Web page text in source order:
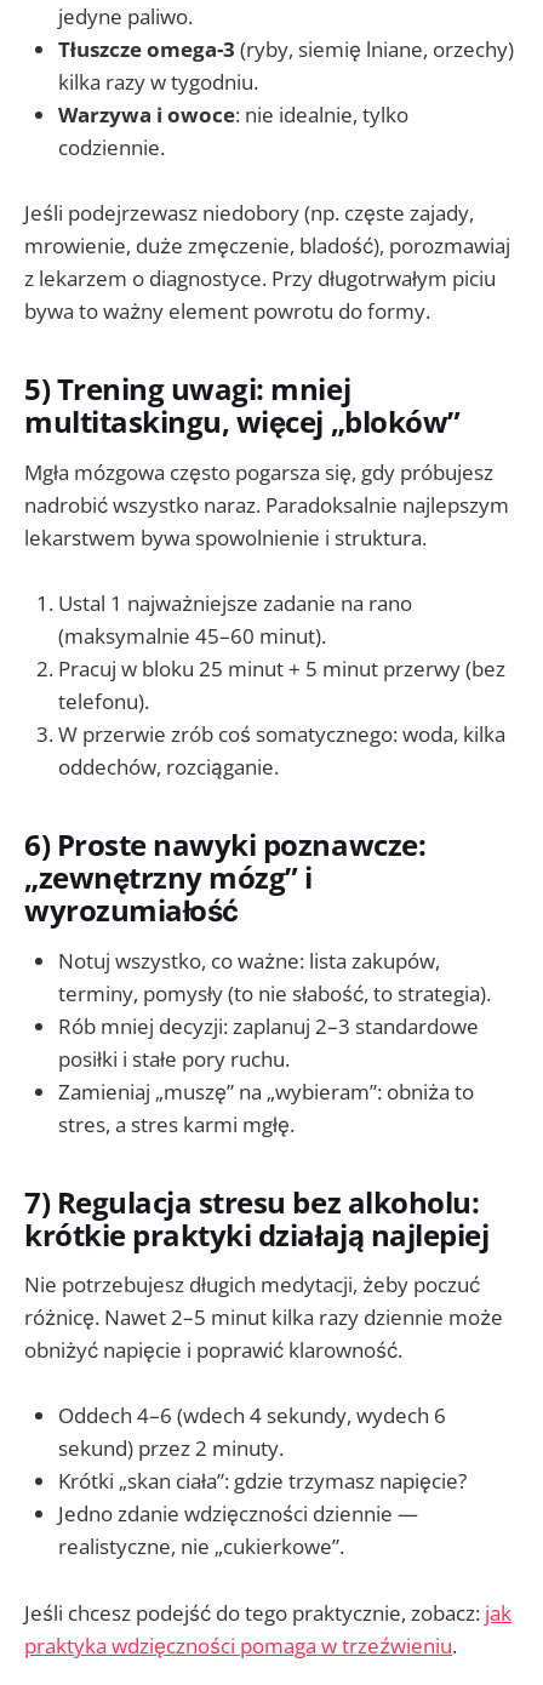
jedyne paliwo.
Tłuszcze omega-3 (ryby, siemię lniane, orzechy)
kilka razy w tygodniu.
Warzywa i owoce: nie idealnie, tylko
codziennie.
Jeśli podejrzewasz niedobory (np. częste zajady,
mrowienie, duże zmęczenie, bladość), porozmawiaj
z lekarzem o diagnostyce. Przy długotrwałym piciu
bywa to ważny element powrotu do formy.
5) Trening uwagi: mniej
multitaskingu, więcej „bloków”
Mgła mózgowa często pogarsza się, gdy próbujesz
nadrobić wszystko naraz. Paradoksalnie najlepszym
lekarstwem bywa spowolnienie i struktura.
Ustal 1 najważniejsze zadanie na rano
(maksymalnie 45–60 minut).
Pracuj w bloku 25 minut + 5 minut przerwy (bez
telefonu).
W przerwie zrób coś somatycznego: woda, kilka
oddechów, rozciąganie.
6) Proste nawyki poznawcze:
„zewnętrzny mózg” i
wyrozumiałość
Notuj wszystko, co ważne: lista zakupów,
terminy, pomysły (to nie słabość, to strategia).
Rób mniej decyzji: zaplanuj 2–3 standardowe
posiłki i stałe pory ruchu.
Zamieniaj „muszę” na „wybieram”: obniża to
stres, a stres karmi mgłę.
7) Regulacja stresu bez alkoholu:
krótkie praktyki działają najlepiej
Nie potrzebujesz długich medytacji, żeby poczuć
różnicę. Nawet 2–5 minut kilka razy dziennie może
obniżyć napięcie i poprawić klarowność.
Oddech 4–6 (wdech 4 sekundy, wydech 6
sekund) przez 2 minuty.
Krótki „skan ciała”: gdzie trzymasz napięcie?
Jedno zdanie wdzięczności dziennie —
realistyczne, nie „cukierkowe”.
Jeśli chcesz podejść do tego praktycznie, zobacz: jak
praktyka wdzięczności pomaga w trzeźwieniu.